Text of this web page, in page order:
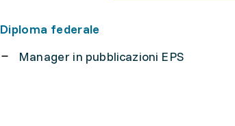
Diploma federale
Manager in pubblicazioni EPS